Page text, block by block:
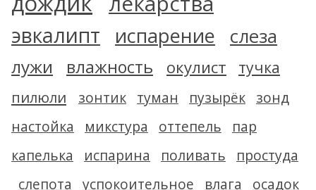
эвкалипт испарение слеза
лужи влажность окулист тучка
пилюли зонтик туман пузырёк зонд
настойка
микстура оттепель
пар
капелька
испарина поливать
простуда
слепота
успокоительное влага
осадок